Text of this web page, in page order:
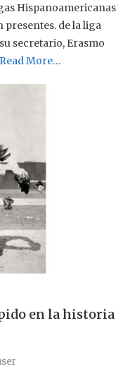
Hispanoamericanas
presentes. de la liga
secretario, Erasmo
Read More…
en la historia